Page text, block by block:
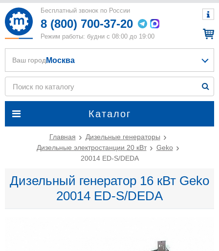
Бесплатный звонок по России
8 (800) 700-37-20
Режим работы: будни с 08:00 до 19:00
Каталог
Ваш город Москва
Главная
Дизельные генераторы
Дизельные электростанции 20 кВт
Geko
20014 ED-S/DEDA
Дизельный генератор 16 кВт Geko
20014 ED-S/DEDA